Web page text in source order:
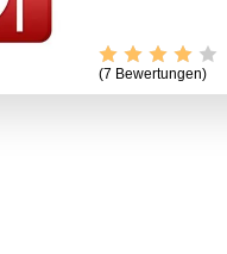
(7 Bewertungen)